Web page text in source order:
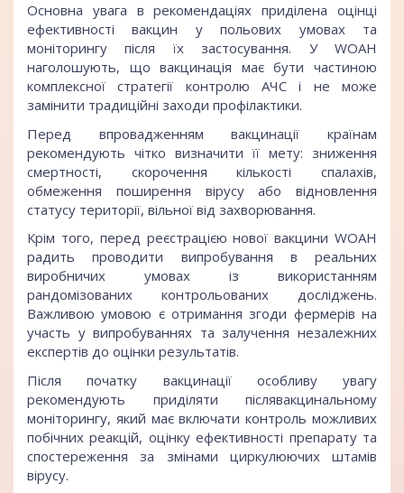
Основна увага в рекомендаціях приділена оцінці
ефективності вакцин у польових умовах та
моніторингу після їх застосування. У WOAH
наголошують, що вакцинація має бути частиною
комплексної стратегії контролю АЧС і не може
замінити традиційні заходи профілактики.
Перед впровадженням вакцинації країнам
рекомендують чітко визначити її мету: зниження
смертності, скорочення кількості спалахів,
обмеження поширення вірусу або відновлення
статусу території, вільної від захворювання.
Крім того, перед реєстрацією нової вакцини WOAH
радить проводити випробування в реальних
виробничих умовах із використанням
рандомізованих контрольованих досліджень.
Важливою умовою є отримання згоди фермерів на
участь у випробуваннях та залучення незалежних
експертів до оцінки результатів.
Після початку вакцинації особливу увагу
рекомендують приділяти післявакцинальному
моніторингу, який має включати контроль можливих
побічних реакцій, оцінку ефективності препарату та
спостереження за змінами циркулюючих штамів
вірусу.